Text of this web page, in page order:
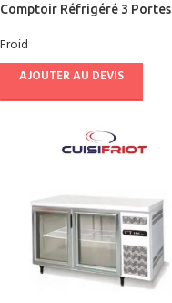
Comptoir Réfrigéré 3 Portes
Froid
AJOUTER AU DEVIS